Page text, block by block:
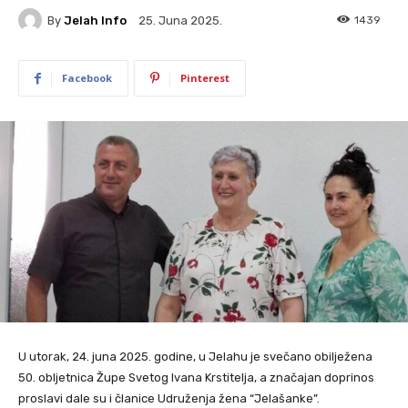
By Jelah Info 25. Juna 2025. 1439
Facebook Pinterest
U utorak, 24. juna 2025. godine, u Jelahu je svečano obilježena
50. obljetnica Župe Svetog Ivana Krstitelja, a značajan doprinos
proslavi dale su i članice Udruženja žena “Jelašanke”.